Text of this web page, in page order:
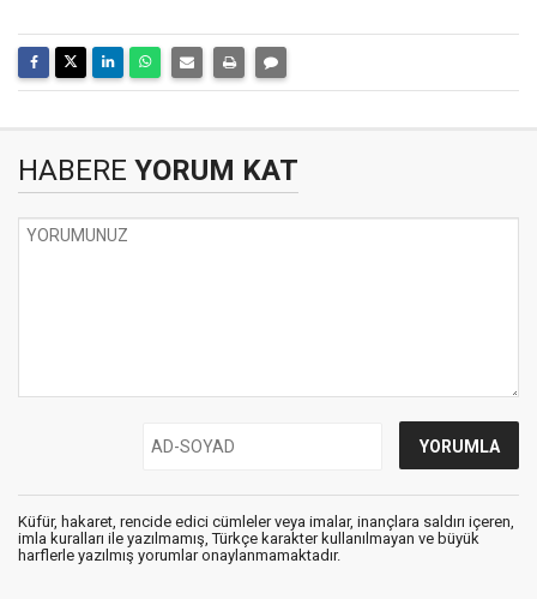
HABERE YORUM KAT
Küfür, hakaret, rencide edici cümleler veya imalar, inançlara saldırı içeren,
imla kuralları ile yazılmamış, Türkçe karakter kullanılmayan ve büyük
harflerle yazılmış yorumlar onaylanmamaktadır.